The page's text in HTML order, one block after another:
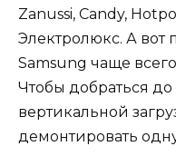
Zanussi, Candy,
Электролюкс. А вот
Samsung чаще
Чтобы добраться до
вертикальной
демонтировать